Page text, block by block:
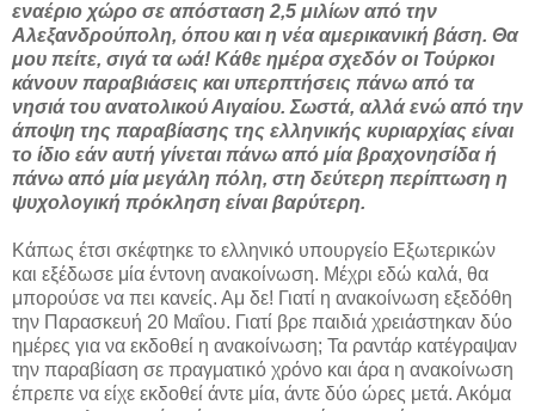
εναέριο χώρο σε απόσταση 2,5 μιλίων από την
Αλεξανδρούπολη, όπου και η νέα αμερικανική βάση. Θα
μου πείτε, σιγά τα ωά! Κάθε ημέρα σχεδόν οι Τούρκοι
κάνουν παραβιάσεις και υπερπτήσεις πάνω από τα
νησιά του ανατολικού Αιγαίου. Σωστά, αλλά ενώ από την
άποψη της παραβίασης της ελληνικής κυριαρχίας είναι
το ίδιο εάν αυτή γίνεται πάνω από μία βραχονησίδα ή
πάνω από μία μεγάλη πόλη, στη δεύτερη περίπτωση η
ψυχολογική πρόκληση είναι βαρύτερη.
Κάπως έτσι σκέφτηκε το ελληνικό υπουργείο Εξωτερικών
και εξέδωσε μία έντονη ανακοίνωση. Μέχρι εδώ καλά, θα
μπορούσε να πει κανείς. Αμ δε! Γιατί η ανακοίνωση εξεδόθη
την Παρασκευή 20 Μαΐου. Γιατί βρε παιδιά χρειάστηκαν δύο
ημέρες για να εκδοθεί η ανακοίνωση; Τα ραντάρ κατέγραψαν
την παραβίαση σε πραγματικό χρόνο και άρα η ανακοίνωση
έπρεπε να είχε εκδοθεί άντε μία, άντε δύο ώρες μετά. Ακόμα